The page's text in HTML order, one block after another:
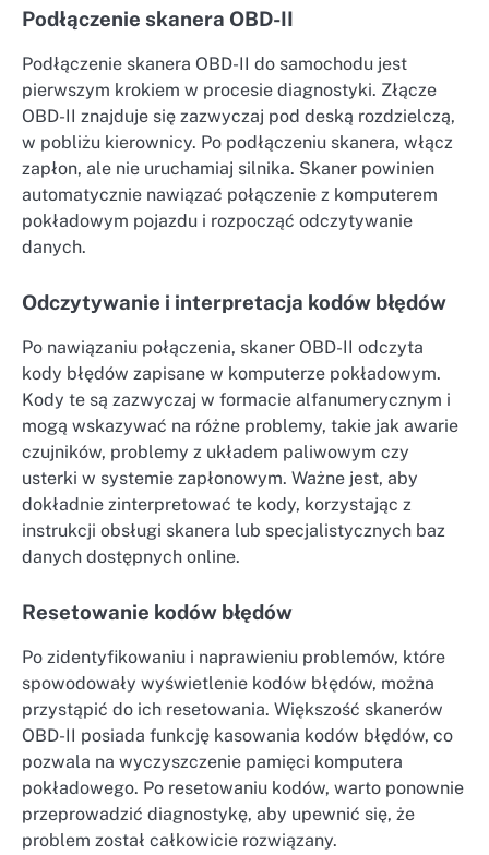
Podłączenie skanera OBD-II
Podłączenie skanera OBD-II do samochodu jest
pierwszym krokiem w procesie diagnostyki. Złącze
OBD-II znajduje się zazwyczaj pod deską rozdzielczą,
w pobliżu kierownicy. Po podłączeniu skanera, włącz
zapłon, ale nie uruchamiaj silnika. Skaner powinien
automatycznie nawiązać połączenie z komputerem
pokładowym pojazdu i rozpocząć odczytywanie
danych.
Odczytywanie i interpretacja kodów błędów
Po nawiązaniu połączenia, skaner OBD-II odczyta
kody błędów zapisane w komputerze pokładowym.
Kody te są zazwyczaj w formacie alfanumerycznym i
mogą wskazywać na różne problemy, takie jak awarie
czujników, problemy z układem paliwowym czy
usterki w systemie zapłonowym. Ważne jest, aby
dokładnie zinterpretować te kody, korzystając z
instrukcji obsługi skanera lub specjalistycznych baz
danych dostępnych online.
Resetowanie kodów błędów
Po zidentyfikowaniu i naprawieniu problemów, które
spowodowały wyświetlenie kodów błędów, można
przystąpić do ich resetowania. Większość skanerów
OBD-II posiada funkcję kasowania kodów błędów, co
pozwala na wyczyszczenie pamięci komputera
pokładowego. Po resetowaniu kodów, warto ponownie
przeprowadzić diagnostykę, aby upewnić się, że
problem został całkowicie rozwiązany.